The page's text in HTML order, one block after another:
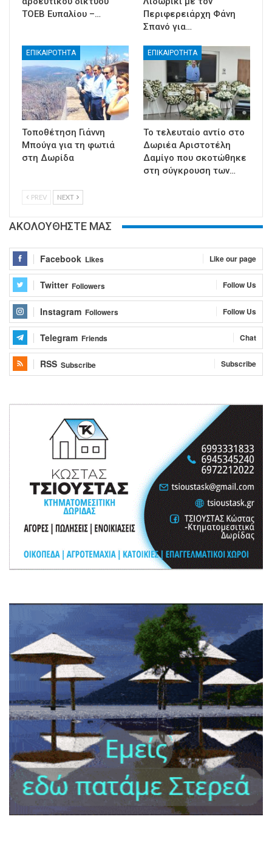
ΤΟΕΒ Ευπαλίου –…
Περιφερειάρχη Φάνη
Σπανό για…
ΕΠΙΚΑΙΡΟΤΗΤΑ
Τοποθέτηση Γιάννη
Μπούγα για τη φωτιά
στη Δωρίδα
ΕΠΙΚΑΙΡΟΤΗΤΑ
Το τελευταίο αντίο στο
Δωριέα Αριστοτέλη
Δαμίγο που σκοτώθηκε
στη σύγκρουση των…
PREV NEXT
ΑΚΟΛΟΥΘΗΣΤΕ ΜΑΣ
Facebook Likes Like our page
Twitter Followers Follow Us
Instagram Followers Follow Us
Telegram Friends Chat
RSS Subscribe Subscribe